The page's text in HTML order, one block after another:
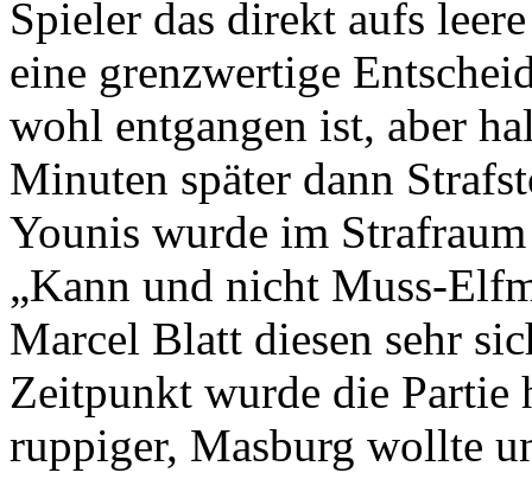
Spieler das direkt aufs
eine grenzwertige
wohl entgangen ist, aber
Minuten später dann
Younis wurde im
„Kann und nicht Muss-
Marcel Blatt diesen sehr
Zeitpunkt wurde die Partie
ruppiger, Masburg wollte